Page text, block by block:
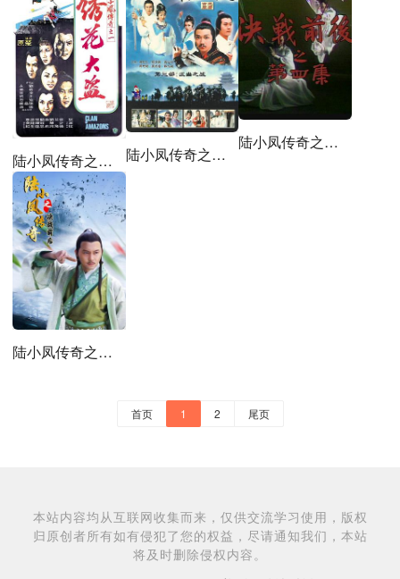
陆小凤传奇之绣花大盗 陆小凤传奇之武当之战
陆小凤传奇之决战前后
陆小凤传奇之决战前后(2007)
首页 1 2 尾页
本站内容均从互联网收集而来，仅供交流学习使用，版权
归原创者所有如有侵犯了您的权益，尽请通知我们，本站
将及时删除侵权内容。